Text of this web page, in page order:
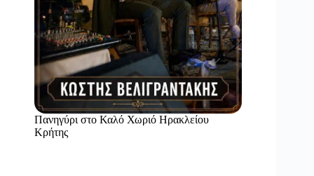
Πανηγύρι στο Καλό Χωριό Ηρακλείου
Κρήτης